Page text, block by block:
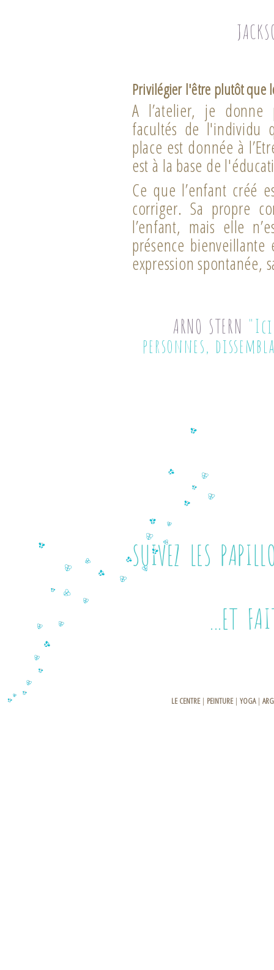
Privilégier l'être plutôt que
A l’atelier, je donne
facultés de l'individu
place est donnée à
est à la base de
Ce que l’enfant créé
corriger. Sa propre
l’enfant, mais elle
présence bienveillante
expression spontanée,
ARNO STERN
personnes,
SUIVEZ LES
...ET FAITES
LE CENTRE| PEINTURE| YOGA|